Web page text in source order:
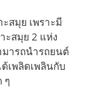
สมุย เพราะมี
ะสมุย 2 แห่ง
ารถนำรถยนต์
เพลิดเพลินกับ
ๆ